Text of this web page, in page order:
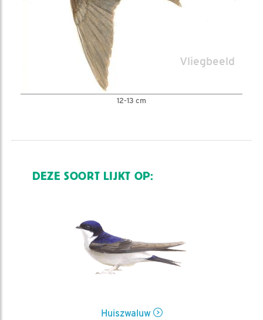
Vliegbeeld
12-13 cm
DEZE SOORT LIJKT OP:
Huiszwaluw